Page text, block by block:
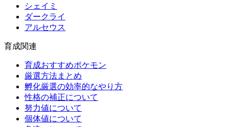
シェイミ
ダークライ
アルセウス
育成関連
育成おすすめポケモン
厳選方法まとめ
孵化厳選の効率的なやり方
性格の補正について
努力値について
個体値について